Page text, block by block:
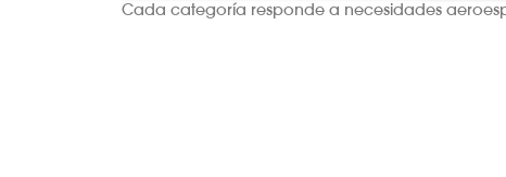
Cada categoría responde a necesidades